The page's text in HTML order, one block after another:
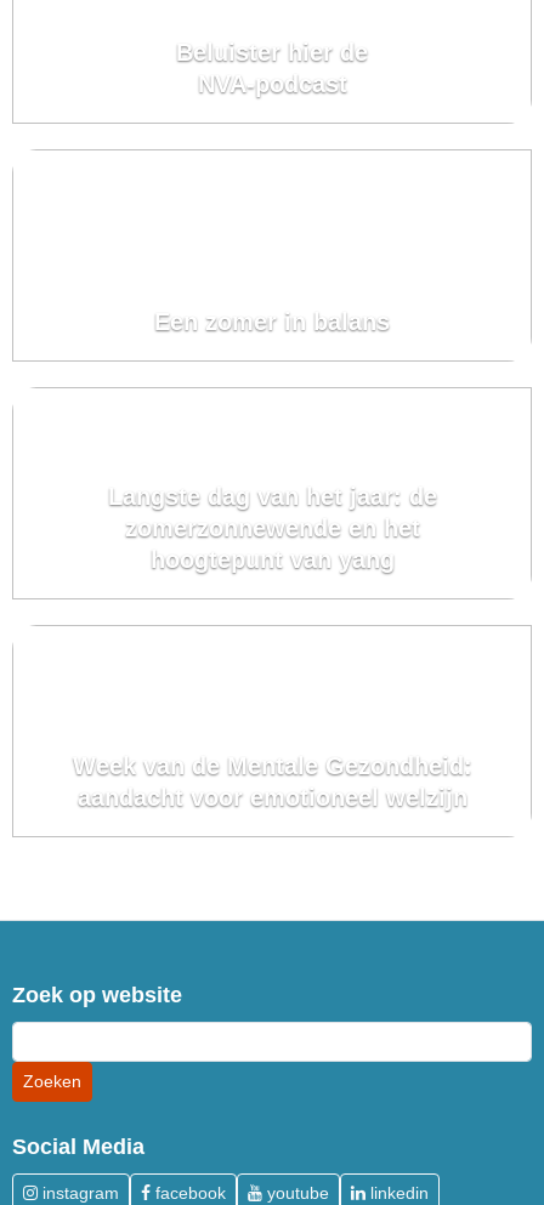
Beluister hier de
NVA-podcast
Een zomer in balans
Langste dag van het jaar: de
zomerzonnewende en het
hoogtepunt van yang
Week van de Mentale Gezondheid:
aandacht voor emotioneel welzijn
Zoek op website
Social Media
instagram facebook youtube linkedin